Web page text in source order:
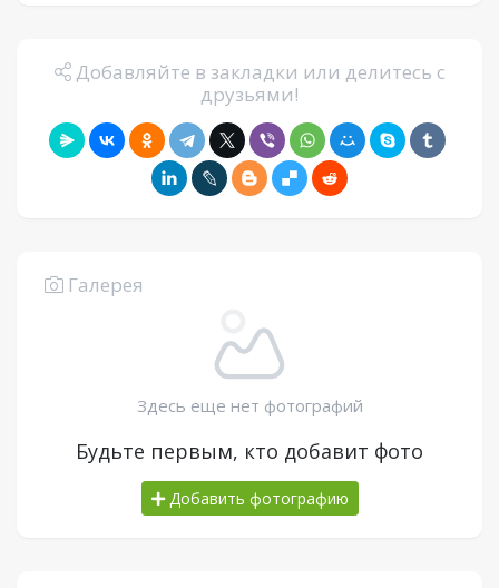
Добавляйте в закладки или делитесь с
друзьями!
Галерея
Здесь еще нет фотографий
Будьте первым, кто добавит фото
Добавить фотографию